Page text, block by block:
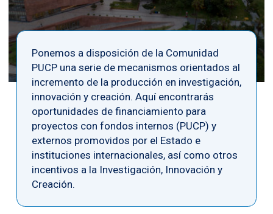
Ponemos a disposición de la Comunidad
PUCP una serie de mecanismos orientados al
incremento de la producción en investigación,
innovación y creación. Aquí encontrarás
oportunidades de financiamiento para
proyectos con fondos internos (PUCP) y
externos promovidos por el Estado e
instituciones internacionales, así como otros
incentivos a la Investigación, Innovación y
Creación.